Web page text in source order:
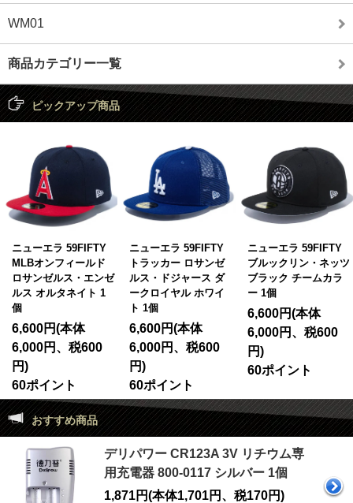
WM01
商品カテゴリー一覧
ピックアップ商品
ニューエラ 59FIFTY
MLBオンフィールド
ロサンゼルス・エンゼ
ルス オルタネイト 1
個
6,600円(本体
6,000円、税600
円)
60ポイント
ニューエラ 59FIFTY
トラッカー ロサンゼ
ルス・ドジャース ダ
ークロイヤル ホワイ
ト 1個
6,600円(本体
6,000円、税600
円)
60ポイント
ニューエラ 59FIFTY
ブルックリン・ネッツ
ブラック チームカラ
ー 1個
6,600円(本体
6,000円、税600
円)
60ポイント
おすすめ商品
デリパワー CR123A 3V リチウム専
用充電器 800-0117 シルバー 1個
1,871円(本体1,701円、税170円)